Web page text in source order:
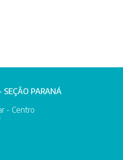
SEÇÃO PARANÁ
- Centro